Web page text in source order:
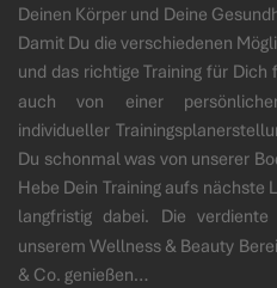
Deinen Körper und Deine
Damit Du die verschiedenen
und das richtige Training für
auch von einer
individueller
Du schonmal was von unserer
Hebe Dein Training aufs nächste
langfristig dabei. Die
unserem Wellness & Beauty
& Co. genießen…